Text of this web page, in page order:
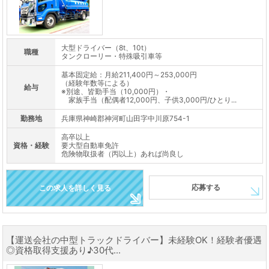
職種
大型ドライバー（8t、10t）
タンクローリー・特殊吸引車等
給与
基本固定給：月給211,400円～253,000円
（経験年数等による）
※別途、皆勤手当（10,000円）・
家族手当（配偶者12,000円、子供3,000円/ひとり...
勤務地 兵庫県神崎郡神河町山田字中川原754-1
資格・経験
高卒以上
要大型自動車免許
危険物取扱者（丙以上）あれば尚良し
この求人を詳しく見る 応募する
【運送会社の中型トラックドライバー】未経験OK！経験者優遇
◎資格取得支援あり♪30代...